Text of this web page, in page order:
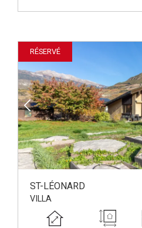
RÉSERVÉ
ST-LÉONARD
VILLA